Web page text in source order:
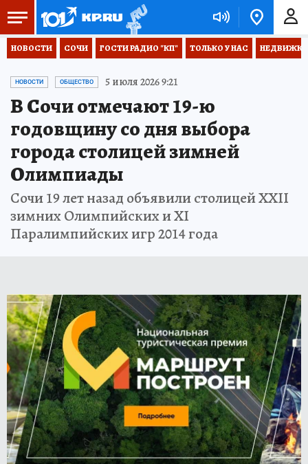
НОВОСТИ СОЧИ ГОСТИ РАДИО "КП" ТОЛЬКО У НАС НЕДВИЖКА
НОВОСТИ ОБЩЕСТВО 5 июля 2026 9:21
В Сочи отмечают 19-ю
годовщину со дня выбора
города столицей зимней
Олимпиады
Сочи 19 лет назад объявили столицей ХХII
зимних Олимпийских и ХI
Паралимпийских игр 2014 года